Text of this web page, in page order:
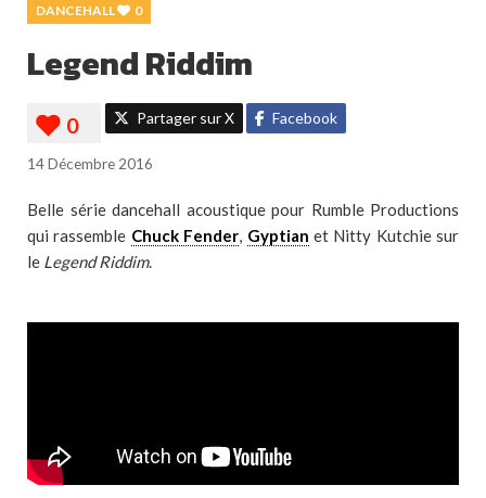
DANCEHALL 0
Legend Riddim
Partager sur X Facebook
14 Décembre 2016
Belle série dancehall acoustique pour Rumble Productions
qui rassemble Chuck Fender, Gyptian et Nitty Kutchie sur
le Legend Riddim.